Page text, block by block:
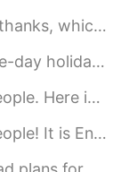
後に一回間
ていう単語に
全体的にとて
2021.05.25 12:51
should be practiced ever...
Festival! Hooray! The fi...
luck. Feel free to se...
a message if you want to ...